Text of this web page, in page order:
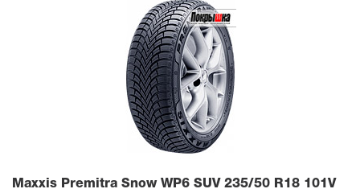
Maxxis Premitra Snow WP6 SUV 235/50 R18 101V